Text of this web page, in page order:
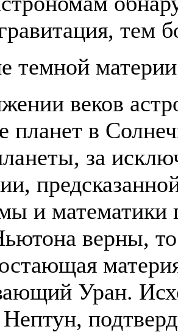
тем
темной материи
веков
планет в
за
и математики
верны,
Уран.